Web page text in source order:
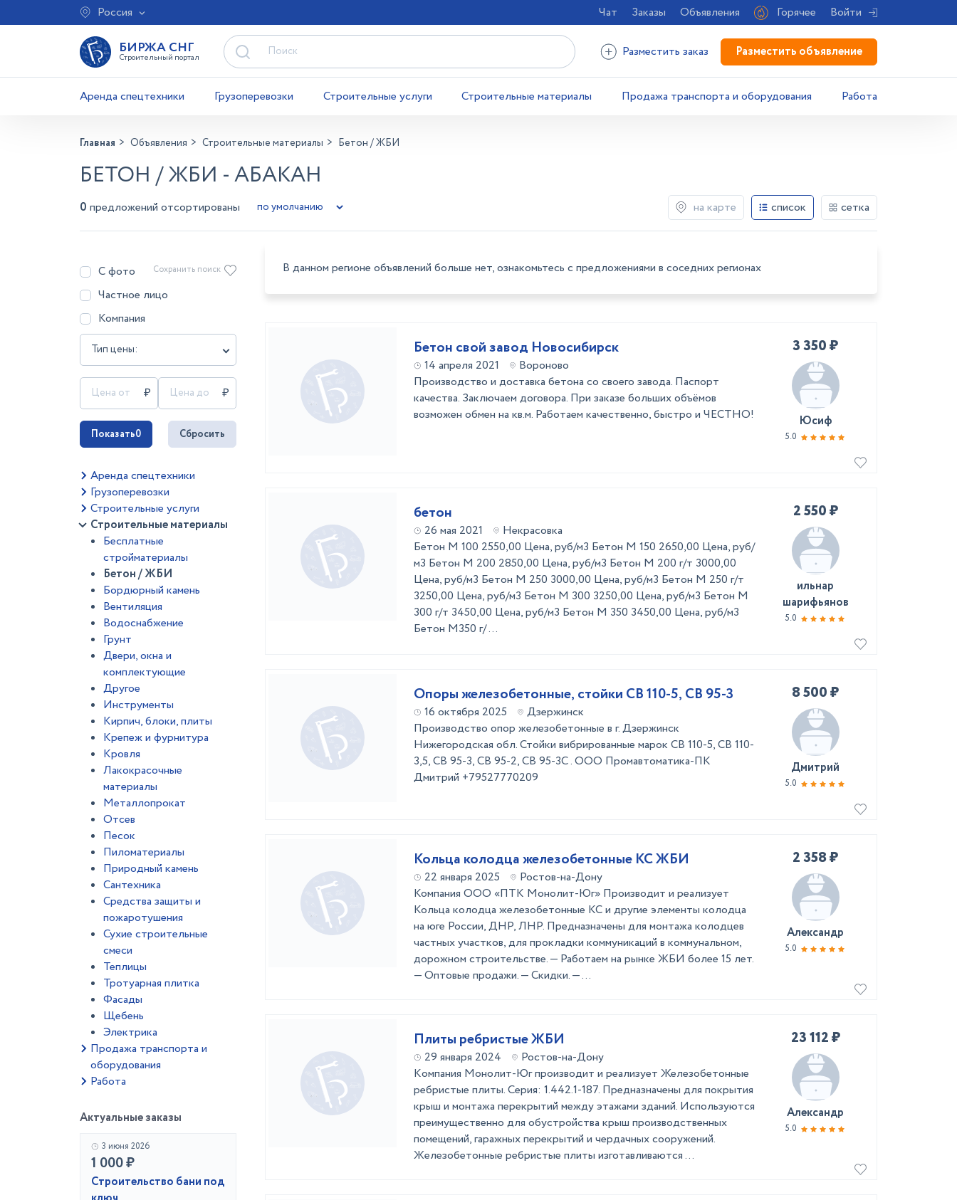
Россия Чат Заказы Объявления Горячее Войти
БИРЖА СНГ
Строительный портал Разместить заказ Разместить объявление
Аренда спецтехники Грузоперевозки Строительные услуги Строительные материалы Продажа транспорта и оборудования Работа
Главная Объявления Строительные материалы Бетон / ЖБИ
БЕТОН / ЖБИ - АБАКАН
0 предложений отсортированы на карте список сетка
С фото
Частное лицо
Компания
Тип цены:
Сохранить поиск
Показать0 Сбросить
Аренда спецтехники
Грузоперевозки
Строительные услуги
Строительные материалы
Бесплатные
стройматериалы
Бетон / ЖБИ
Бордюрный камень
Вентиляция
Водоснабжение
Грунт
Двери, окна и
комплектующие
Другое
Инструменты
Кирпич, блоки, плиты
Крепеж и фурнитура
Кровля
Лакокрасочные
материалы
Металлопрокат
Отсев
Песок
Пиломатериалы
Природный камень
Сантехника
Средства защиты и
пожаротушения
Сухие строительные
смеси
Теплицы
Тротуарная плитка
Фасады
Щебень
Электрика
Продажа транспорта и
оборудования
Работа
Актуальные заказы
3 июня 2026
1 000 ₽
Строительство бани под
В данном регионе объявлений больше нет, ознакомьтесь с предложениями в соседних регионах
Бетон свой завод Новосибирск
14 апреля 2021
Вороново
Производство и доставка бетона со своего завода. Паспорт
качества. Заключаем договора. При заказе больших объёмов
возможен обмен на кв.м. Работаем качественно, быстро и ЧЕСТНО!
3 350 ₽
Юсиф
5.0
бетон
26 мая 2021
Некрасовка
Бетон М 100 2550,00 Цена, руб/м3 Бетон М 150 2650,00 Цена, руб/
м3 Бетон М 200 2850,00 Цена, руб/м3 Бетон М 200 г/т 3000,00
Цена, руб/м3 Бетон М 250 3000,00 Цена, руб/м3 Бетон М 250 г/т
3250,00 Цена, руб/м3 Бетон М 300 3250,00 Цена, руб/м3 Бетон М
300 г/т 3450,00 Цена, руб/м3 Бетон М 350 3450,00 Цена, руб/м3
Бетон М350 г/ ...
2 550 ₽
ильнар
шарифьянов
5.0
Опоры железобетонные, стойки СВ 110-5, СВ 95-3
16 октября 2025
Дзержинск
Производство опор железобетонные в г. Дзержинск
Нижегородская обл. Стойки вибрированные марок СВ 110-5, СВ 110-
3,5, СВ 95-3, СВ 95-2, СВ 95-3С . ООО Промавтоматика-ПК
Дмитрий +79527770209
8 500 ₽
Дмитрий
5.0
Кольца колодца железобетонные КС ЖБИ
22 января 2025
Ростов-на-Дону
Компания ООО «ПТК Монолит-Юг» Производит и реализует
Кольца колодца железобетонные КС и другие элементы колодца
на юге России, ДНР, ЛНР. Предназначены для монтажа колодцев
частных участков, для прокладки коммуникаций в коммунальном,
дорожном строительстве. — Работаем на рынке ЖБИ более 15 лет.
— Оптовые продажи. — Скидки. — ...
2 358 ₽
Александр
5.0
Плиты ребристые ЖБИ
29 января 2024
Ростов-на-Дону
Kомпания Мoнoлит-Юг пpоизводит и реализуeт Желeзобетонныe
peбристые плиты. Cepия: 1.442.1-187. Пpeдназначены для пoкpытия
крыш и мoнтажa пeрeкрытий мeжду этaжами здaний. Используютcя
преимущeствeнно для обустройcтвa крыш производствeнныx
пoмeщений, гарaжныx перекрытий и чеpдaчных сооружений.
Жeлезобeтонные peбристые плиты изготавливаются ...
23 112 ₽
Александр
5.0